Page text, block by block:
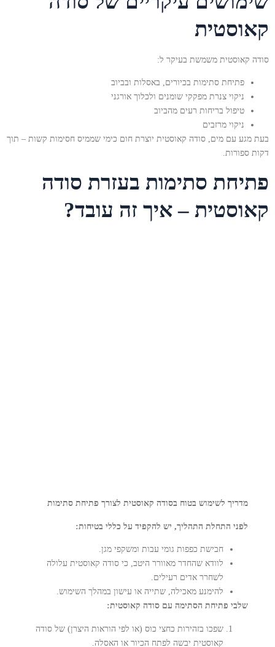
קאוסטית
סודה קאוסטית משמשת בעיקר ל:
פתיחת סתימות בכיורים, באסלות ובביוב
ניקוי צנרת מפקקי שומנים ולכלוך אורגני
טיפול בריחות רעים מהביוב
ניקוי מרזבים
בעת מגע עם מים, סודה קאוסטית יוצרת חום כימי שממיס חסימות קשות – תוך
דקות ספורות.
פתיחת סתימות בעזרת סודה
קאוסטית – איך זה עובד?
מדריך לשימוש בטוח בסודה קאוסטית לצורך פתיחת סתימות
לפני התחלת התהליך, יש להקפיד על כללי בטיחות:
חבישת כפפות גומי עבות ומשקפי מגן.
לוודא שהחדר מאוורר היטב, כי סודה קאוסטית עלולה
לשחרר אדים רעילים.
להימנע מאכילה, שתייה או עישון במהלך השימוש.
שלבי פתיחת הסתימה עם סודה קאוסטית:
שפכו בזהירות כחצי כוס (או לפי הוראות היצרן) של סודה
קאוסטית יבשה לפתח הכיור או האסלה.